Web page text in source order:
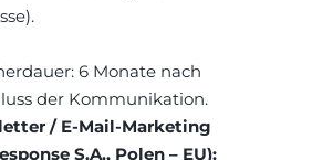
6 Monate nach
der Kommunikation.
/ E-Mail-Marketing
S.A., Polen – EU):